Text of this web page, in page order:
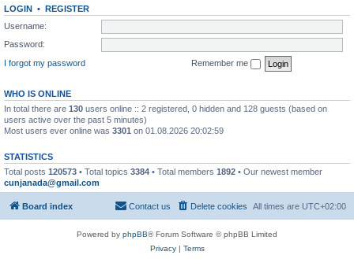
LOGIN • REGISTER
Username:
Password:
I forgot my password
Remember me
WHO IS ONLINE
In total there are 130 users online :: 2 registered, 0 hidden and 128 guests (based on
users active over the past 5 minutes)
Most users ever online was 3301 on 01.08.2026 20:02:59
STATISTICS
Total posts 120573 • Total topics 3384 • Total members 1892 • Our newest member
cunjanada@gmail.com
Board index All times are UTC+02:00
Delete cookies
Contact us
Powered by phpBB® Forum Software © phpBB Limited
Privacy| Terms